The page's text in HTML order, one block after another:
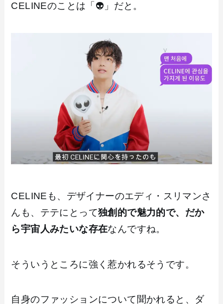
CELINEのことは「👽」だと。
CELINEも、デザイナーのエディ・スリマンさ
んも、テテにとって独創的で魅力的で、だか
ら宇宙人みたいな存在なんですね。
そういうところに強く惹かれるそうです。
自身のファッションについて聞かれると、ダ